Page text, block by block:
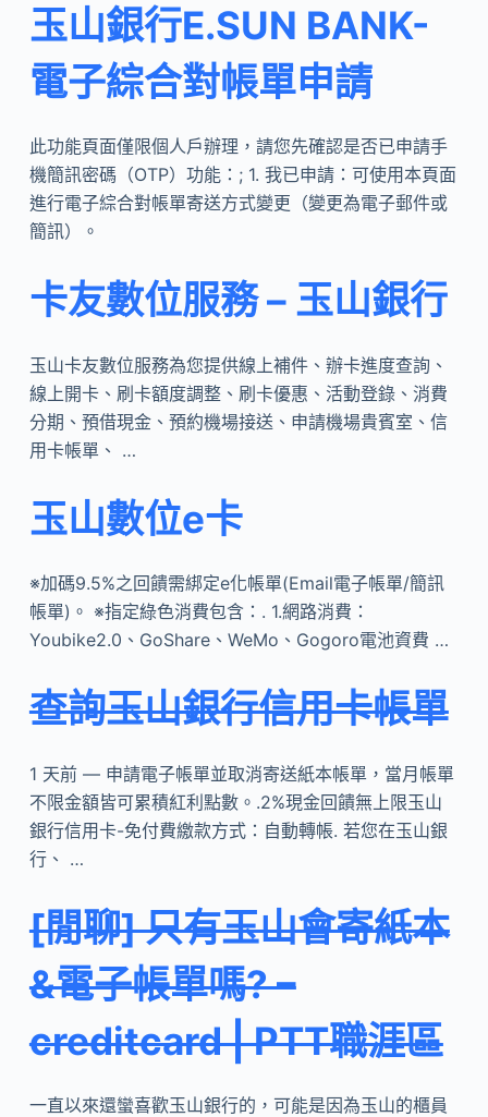
玉山銀行E.SUN BANK-
電子綜合對帳單申請
此功能頁面僅限個人戶辦理，請您先確認是否已申請手
機簡訊密碼（OTP）功能：; 1. 我已申請：可使用本頁面
進行電子綜合對帳單寄送方式變更（變更為電子郵件或
簡訊）。
卡友數位服務 – 玉山銀行
玉山卡友數位服務為您提供線上補件、辦卡進度查詢、
線上開卡、刷卡額度調整、刷卡優惠、活動登錄、消費
分期、預借現金、預約機場接送、申請機場貴賓室、信
用卡帳單、 …
玉山數位e卡
※加碼9.5%之回饋需綁定e化帳單(Email電子帳單/簡訊
帳單)。 ※指定綠色消費包含：. 1.網路消費：
Youbike2.0、GoShare、WeMo、Gogoro電池資費 …
查詢玉山銀行信用卡帳單
1 天前 — 申請電子帳單並取消寄送紙本帳單，當月帳單
不限金額皆可累積紅利點數。.2%現金回饋無上限玉山
銀行信用卡-免付費繳款方式：自動轉帳. 若您在玉山銀
行、 …
[閒聊] 只有玉山會寄紙本
&電子帳單嗎? –
creditcard | PTT職涯區
一直以來還蠻喜歡玉山銀行的，可能是因為玉山的櫃員